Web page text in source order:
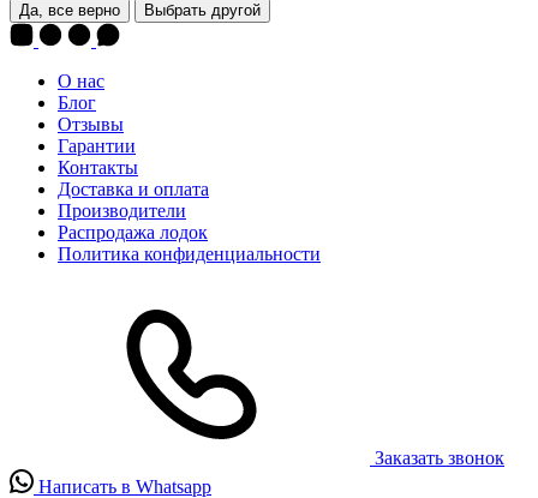
Да, все верно Выбрать другой
О нас
Блог
Отзывы
Гарантии
Контакты
Доставка и оплата
Производители
Распродажа лодок
Политика конфиденциальности
Заказать звонок
Написать в Whatsapp